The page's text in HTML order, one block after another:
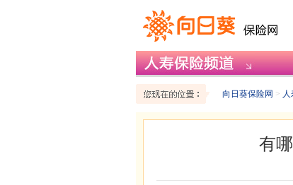
向日葵保险网 >
有